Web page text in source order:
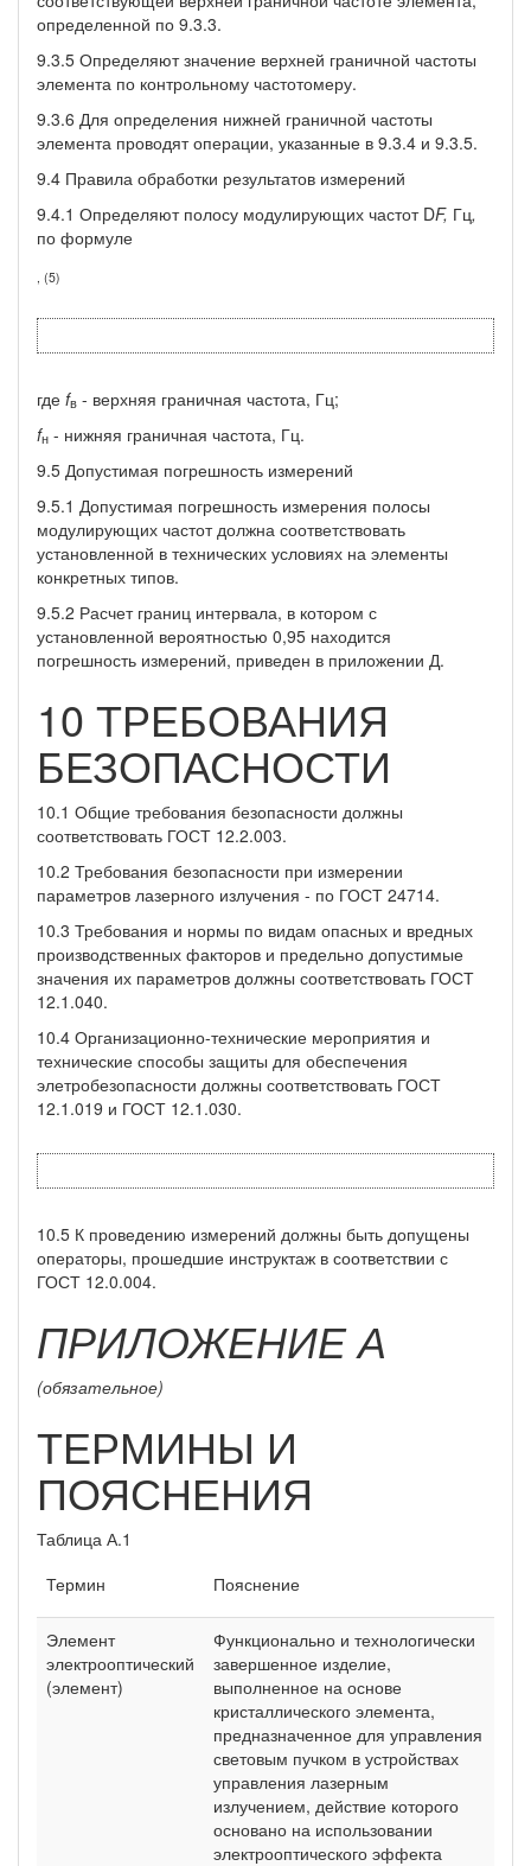
определенной по 9.3.3.
9.3.5 Определяют значение верхней граничной частоты
элемента по контрольному частотомеру.
9.3.6 Для определения нижней граничной частоты
элемента проводят операции, указанные в 9.3.4 и 9.3.5.
9.4 Правила обработки результатов измерений
9.4.1 Определяют полосу модулирующих частот DF, Гц,
по формуле
, (5)
где fв - верхняя граничная частота, Гц;
fн - нижняя граничная частота, Гц.
9.5 Допустимая погрешность измерений
9.5.1 Допустимая погрешность измерения полосы
модулирующих частот должна соответствовать
установленной в технических условиях на элементы
конкретных типов.
9.5.2 Расчет границ интервала, в котором с
установленной вероятностью 0,95 находится
погрешность измерений, приведен в приложении Д.
10 ТРЕБОВАНИЯ
БЕЗОПАСНОСТИ
10.1 Общие требования безопасности должны
соответствовать ГОСТ 12.2.003.
10.2 Требования безопасности при измерении
параметров лазерного излучения - по ГОСТ 24714.
10.3 Требования и нормы по видам опасных и вредных
производственных факторов и предельно допустимые
значения их параметров должны соответствовать ГОСТ
12.1.040.
10.4 Организационно-технические мероприятия и
технические способы защиты для обеспечения
элетробезопасности должны соответствовать ГОСТ
12.1.019 и ГОСТ 12.1.030.
10.5 К проведению измерений должны быть допущены
операторы, прошедшие инструктаж в соответствии с
ГОСТ 12.0.004.
ПРИЛОЖЕНИЕ А
(обязательное)
ТЕРМИНЫ И
ПОЯСНЕНИЯ
Таблица А.1
Термин
Пояснение
Элемент
электрооптический
(элемент)
Функционально и технологически
завершенное изделие,
выполненное на основе
кристаллического элемента,
предназначенное для управления
световым пучком в устройствах
управления лазерным
излучением, действие которого
основано на использовании
электрооптического эффекта